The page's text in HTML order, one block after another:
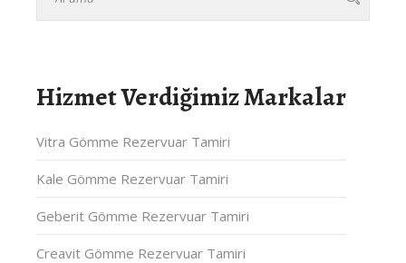
Hizmet Verdiğimiz Markalar
Vitra Gömme Rezervuar Tamiri
Kale Gömme Rezervuar Tamiri
Geberit Gömme Rezervuar Tamiri
Creavit Gömme Rezervuar Tamiri